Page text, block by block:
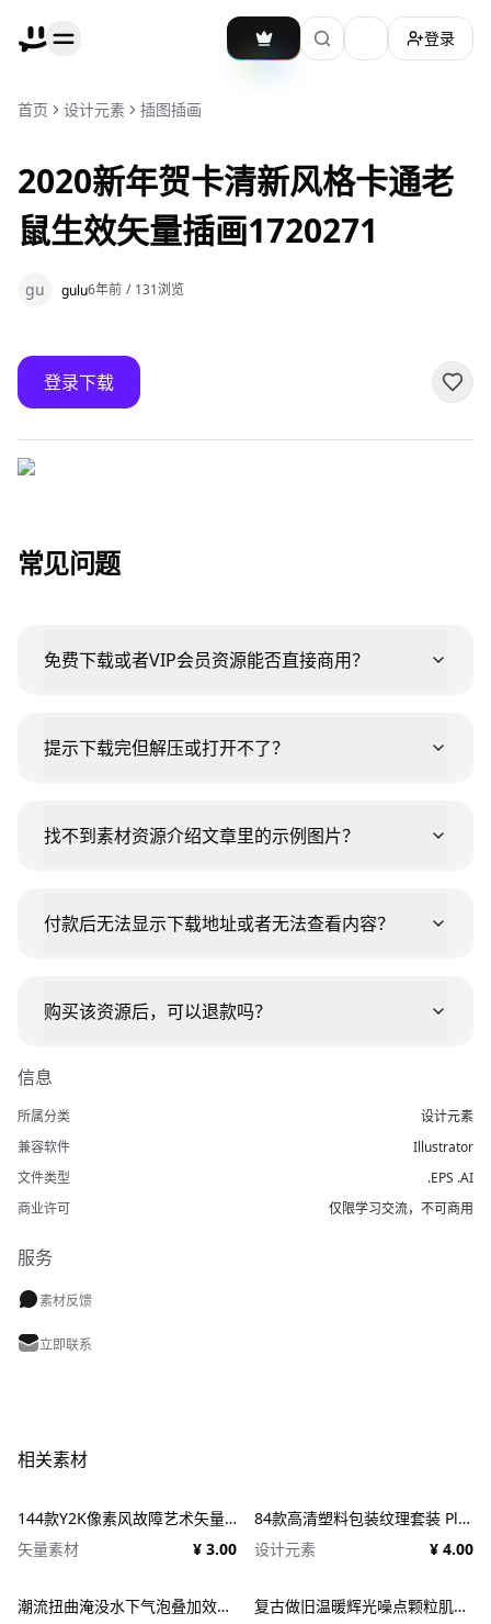
加载主题切换
登录
首页 设计元素 插图插画
2020新年贺卡清新风格卡通老
鼠生效矢量插画1720271
gu gulu6年前 / 131浏览
登录下载
常见问题
免费下载或者VIP会员资源能否直接商用？
提示下载完但解压或打开不了？
找不到素材资源介绍文章里的示例图片？
付款后无法显示下载地址或者无法查看内容？
购买该资源后，可以退款吗？
信息
所属分类
设计元素
兼容软件
Illustrator
文件类型
.EPS .AI
商业许可
仅限学习交流，不可商用
服务
素材反馈
立即联系
相关素材
144款Y2K像素风故障艺术矢量元素 Dithering Bitmap Vector Shapes Collection
矢量素材
¥ 3.00
84款高清塑料包装纹理套装 Plastic Textures
设计元素
¥ 4.00
潮流扭曲淹没水下气泡叠加效果照片人像修图PS特效滤镜插件样机 Deluge Underwater Photo Effect
复古做旧温暖辉光噪点颗粒肌理人像图像修图PS特效滤镜插件样机模板+LUT调色预设 EFCO LOOKS: VERSION 1.0